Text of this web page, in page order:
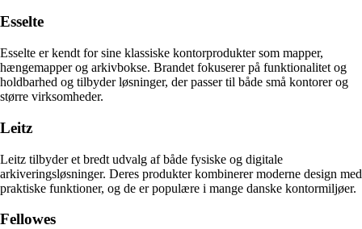
Esselte
Esselte er kendt for sine klassiske kontorprodukter som mapper,
hængemapper og arkivbokse. Brandet fokuserer på funktionalitet og
holdbarhed og tilbyder løsninger, der passer til både små kontorer og
større virksomheder.
Leitz
Leitz tilbyder et bredt udvalg af både fysiske og digitale
arkiveringsløsninger. Deres produkter kombinerer moderne design med
praktiske funktioner, og de er populære i mange danske kontormiljøer.
Fellowes